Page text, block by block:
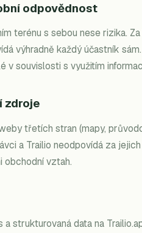
odpovědnost
terénu s sebou nese rizika.
výhradně každý účastník
v souvislosti s využitím
zdroje
třetích stran (mapy,
a Trailio neodpovídá za
obchodní vztah.
a strukturovaná data na